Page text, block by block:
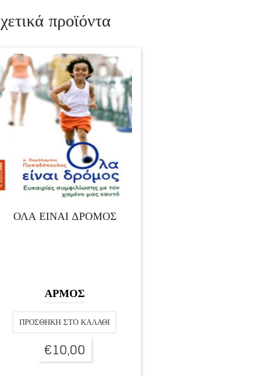
προϊόντα
ΌΛΑ ΕΊΝΑΙ ΔΡΌΜΟΣ
ΑΡΜΟΣ
ΠΡΟΣΘΉΚΗ ΣΤΟ ΚΑΛΆΘΙ
€10,00